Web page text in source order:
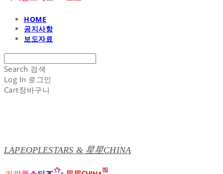
HOME
공지사항
보도자료
Search 검색
Log In 로그인
Cart장바구니
LAPEOPLESTARS & 星星CHINA